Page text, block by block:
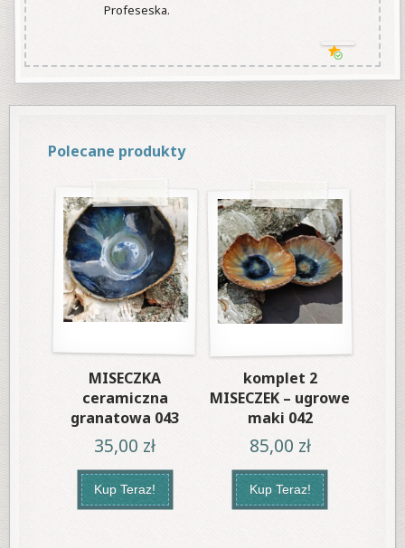
Profeseska.
Polecane produkty
MISECZKA
ceramiczna
granatowa 043
35,00 zł
Kup Teraz!
komplet 2
MISECZEK – ugrowe
maki 042
85,00 zł
Kup Teraz!